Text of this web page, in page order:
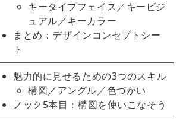
キータイプフェイス／キービジ
ュアル／キーカラー
まとめ：デザインコンセプトシー
ト
魅力的に見せるための3つのスキル
構図／アングル／色づかい
ノック5本目：構図を使いこなそう